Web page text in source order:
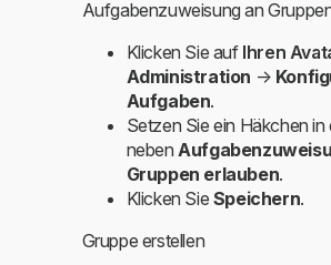
Aufgabenzuweisung an
Klicken Sie auf Ihren
Administration →
Aufgaben.
Setzen Sie ein Häkchen
neben
Gruppen erlauben.
Klicken Sie Speichern.
Gruppe erstellen